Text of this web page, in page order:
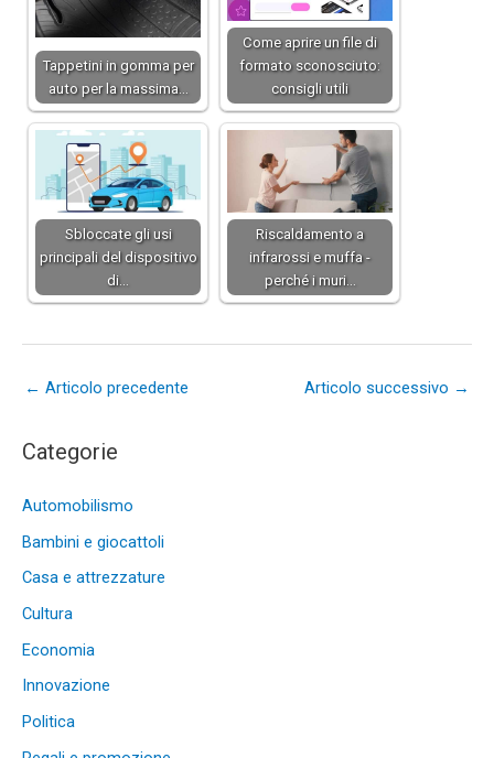
Tappetini in gomma per
auto per la massima…
Come aprire un file di
formato sconosciuto:
consigli utili
Sbloccate gli usi
principali del dispositivo
di…
Riscaldamento a
infrarossi e muffa -
perché i muri…
← Articolo precedente Articolo successivo →
Categorie
Automobilismo
Bambini e giocattoli
Casa e attrezzature
Cultura
Economia
Innovazione
Politica